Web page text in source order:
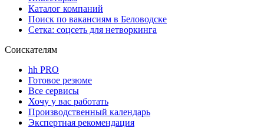
Каталог компаний
Поиск по вакансиям в Беловодске
Сетка: соцсеть для нетворкинга
Соискателям
hh PRO
Готовое резюме
Все сервисы
Хочу у вас работать
Производственный календарь
Экспертная рекомендация